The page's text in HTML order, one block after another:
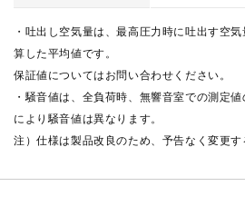
・吐出し空気量は、最高圧力時に吐出す空
算した平均値です。
保証値についてはお問い合わせください。
・騒音値は、全負荷時、無響音室での測定
により騒音値は異なります。
注）仕様は製品改良のため、予告なく変更す